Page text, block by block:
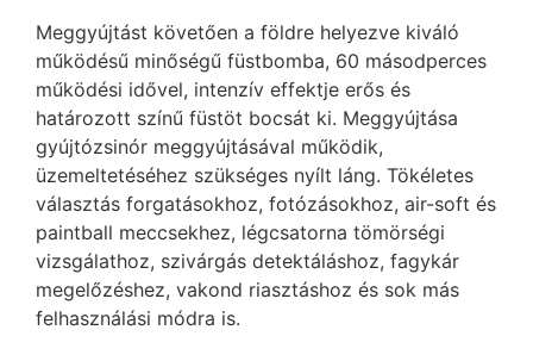
Meggyújtást követően a földre helyezve kiváló
működésű minőségű füstbomba, 60 másodperces
működési idővel, intenzív effektje erős és
határozott színű füstöt bocsát ki. Meggyújtása
gyújtózsinór meggyújtásával működik,
üzemeltetéséhez szükséges nyílt láng. Tökéletes
választás forgatásokhoz, fotózásokhoz, air-soft és
paintball meccsekhez, légcsatorna tömörségi
vizsgálathoz, szivárgás detektáláshoz, fagykár
megelőzéshez, vakond riasztáshoz és sok más
felhasználási módra is.